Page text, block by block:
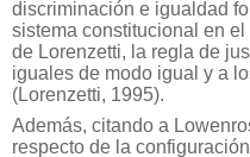
discriminación e igualdad
sistema constitucional en
de Lorenzetti, la regla de
iguales de modo igual y a
(Lorenzetti, 1995).
Además, citando a
respecto de la